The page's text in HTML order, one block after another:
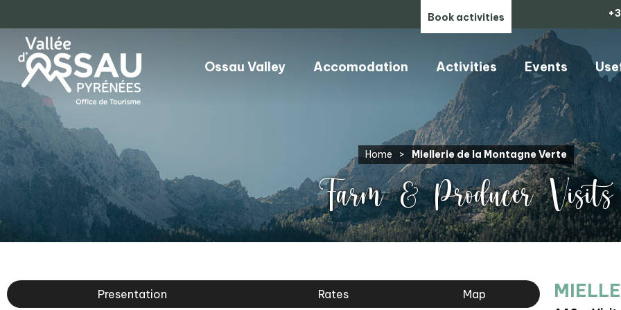
Book activities
Ossau Valley Accomodation Activities Events
Home > Miellerie de la Montagne Verte
Farm & Producer Visits
Presentation Rates Map